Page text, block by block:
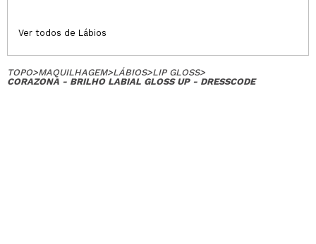
Ver todos de Lábios
TOPO>MAQUILHAGEM>LÁBIOS>LIP GLOSS>
CORAZONA - BRILHO LABIAL GLOSS UP - DRESSCODE